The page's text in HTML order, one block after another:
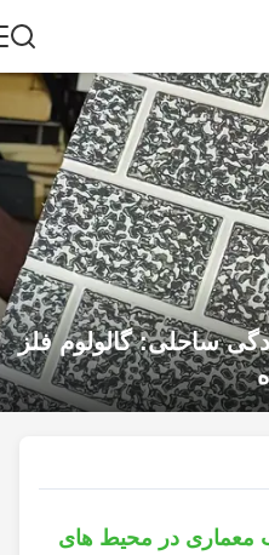
ساحلی: گالولوم فلز
در محیط های